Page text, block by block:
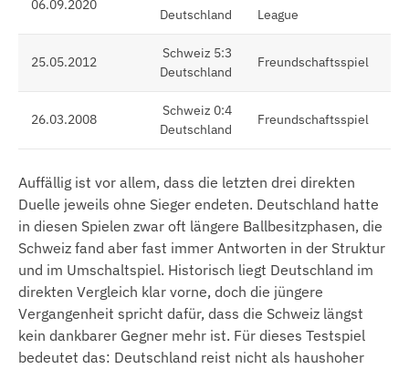
06.09.2020
Deutschland
League
25.05.2012
Schweiz 5:3
Deutschland
Freundschaftsspiel
26.03.2008
Schweiz 0:4
Deutschland
Freundschaftsspiel
Auffällig ist vor allem, dass die letzten drei direkten
Duelle jeweils ohne Sieger endeten. Deutschland hatte
in diesen Spielen zwar oft längere Ballbesitzphasen, die
Schweiz fand aber fast immer Antworten in der Struktur
und im Umschaltspiel. Historisch liegt Deutschland im
direkten Vergleich klar vorne, doch die jüngere
Vergangenheit spricht dafür, dass die Schweiz längst
kein dankbarer Gegner mehr ist. Für dieses Testspiel
bedeutet das: Deutschland reist nicht als haushoher